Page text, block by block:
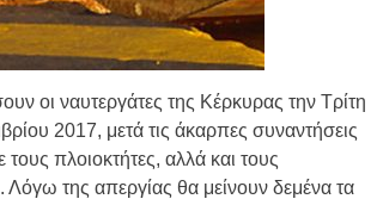
οι ναυτεργάτες της Κέρκυρας την Τρίτη
2017, μετά τις άκαρπες συναντήσεις
πλοιοκτήτες, αλλά και τους
Λόγω της απεργίας θα μείνουν δεμένα τα